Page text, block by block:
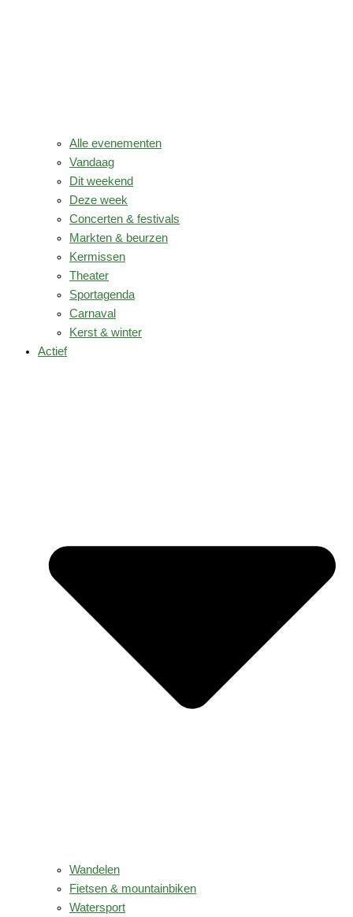
Alle evenementen
Vandaag
Dit weekend
Deze week
Concerten & festivals
Markten & beurzen
Kermissen
Theater
Sportagenda
Carnaval
Kerst & winter
Actief
Wandelen
Fietsen & mountainbiken
Watersport